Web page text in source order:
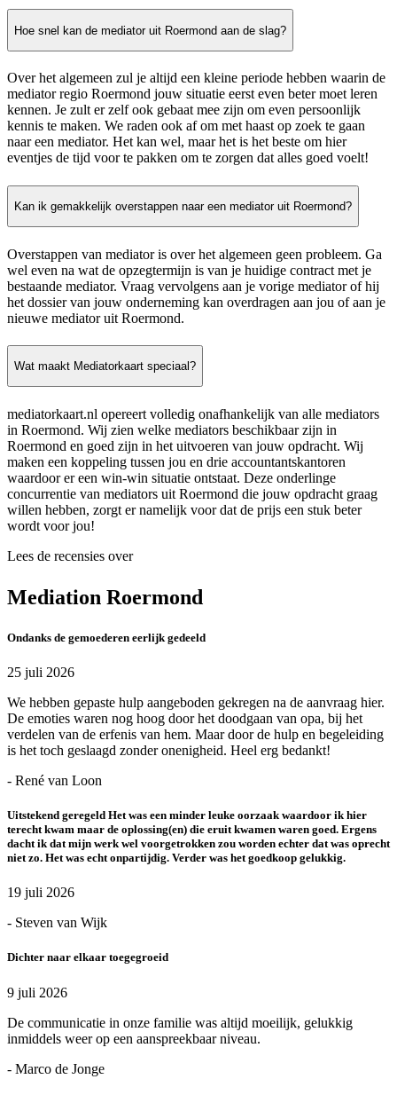
Hoe snel kan de mediator uit Roermond aan de slag?
Over het algemeen zul je altijd een kleine periode hebben waarin de
mediator regio Roermond jouw situatie eerst even beter moet leren
kennen. Je zult er zelf ook gebaat mee zijn om even persoonlijk
kennis te maken. We raden ook af om met haast op zoek te gaan
naar een mediator. Het kan wel, maar het is het beste om hier
eventjes de tijd voor te pakken om te zorgen dat alles goed voelt!
Kan ik gemakkelijk overstappen naar een mediator uit Roermond?
Overstappen van mediator is over het algemeen geen probleem. Ga
wel even na wat de opzegtermijn is van je huidige contract met je
bestaande mediator. Vraag vervolgens aan je vorige mediator of hij
het dossier van jouw onderneming kan overdragen aan jou of aan je
nieuwe mediator uit Roermond.
Wat maakt Mediatorkaart speciaal?
mediatorkaart.nl opereert volledig onafhankelijk van alle mediators
in Roermond. Wij zien welke mediators beschikbaar zijn in
Roermond en goed zijn in het uitvoeren van jouw opdracht. Wij
maken een koppeling tussen jou en drie accountantskantoren
waardoor er een win-win situatie ontstaat. Deze onderlinge
concurrentie van mediators uit Roermond die jouw opdracht graag
willen hebben, zorgt er namelijk voor dat de prijs een stuk beter
wordt voor jou!
Lees de recensies over
Mediation Roermond
Ondanks de gemoederen eerlijk gedeeld
25 juli 2026
We hebben gepaste hulp aangeboden gekregen na de aanvraag hier.
De emoties waren nog hoog door het doodgaan van opa, bij het
verdelen van de erfenis van hem. Maar door de hulp en begeleiding
is het toch geslaagd zonder onenigheid. Heel erg bedankt!
- René van Loon
Uitstekend geregeld Het was een minder leuke oorzaak waardoor ik hier
terecht kwam maar de oplossing(en) die eruit kwamen waren goed. Ergens
dacht ik dat mijn werk wel voorgetrokken zou worden echter dat was oprecht
niet zo. Het was echt onpartijdig. Verder was het goedkoop gelukkig.
19 juli 2026
- Steven van Wijk
Dichter naar elkaar toegegroeid
9 juli 2026
De communicatie in onze familie was altijd moeilijk, gelukkig
inmiddels weer op een aanspreekbaar niveau.
- Marco de Jonge